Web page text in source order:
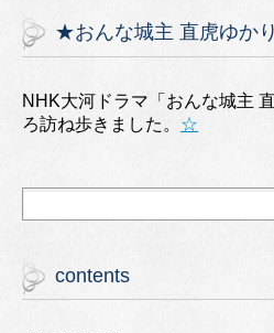
★おんな城主 直虎ゆか
NHK大河ドラマ「おんな城主
ろ訪ね歩きました。 ☆
contents